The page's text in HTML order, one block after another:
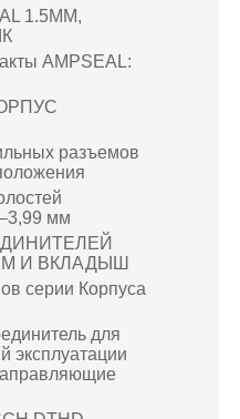
1.5MM,
AMPSEAL:
разъемов
мм
И ВКЛАДЫШ
серии Корпуса
для
эксплуатации